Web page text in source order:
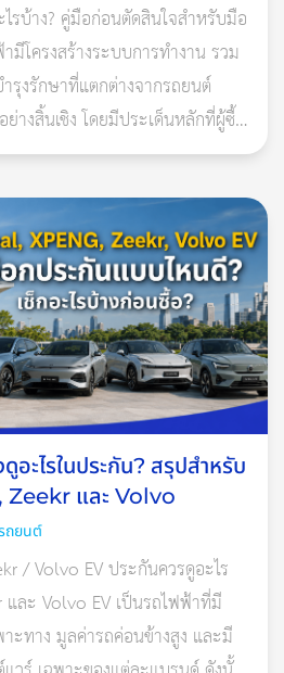
ติดรถ
หรือพระเครื่องสำหรับห้อย
ศักดิ์สิทธิ์อันดับแรกที่คนมีรถนิยมกัน
ในฐานะเป็นสิ่งยึดเหนี่ยวจิตใจของ
มบูชาไว้ในรถ เช่น
ะราชมุนีสามีรามคุณูปมาจารย์) พระ
วามเคารพนับถือในเรื่องของการ
ลอดภัย
ต พรหมรังสี) ช่วยในเรื่องแคล้วคลาด
(พระเทพวิทยาคม) บางคนอาจจะรู้จัก
กดิ์สูง พรรษามาก และการช่วย
จริงๆ แล้วท่านยังเป็นที่รู้จักในด้าน
าดปลอดภัยด้วย เพราะ 20 กว่าปีที่
งแก่ที่บูชาพระเครื่องหลวงพ่อคูณ รุ่น
รบ้าง? คู่มือก่อนตัดสินใจสำหรับมือ
มีโครงสร้างระบบการทำงาน รวม
รุงรักษาที่แตกต่างจากรถยนต์
างสิ้นเชิง โดยมีประเด็นหลักที่ผู้ซื้อ
อะไรในประกัน? สรุปสำหรับ
Zeekr และ Volvo
ถยนต์
/ Volvo EV ประกันควรดูอะไร
และ Volvo EV เป็นรถไฟฟ้าที่มี
ะทาง มูลค่ารถค่อนข้างสูง และมี